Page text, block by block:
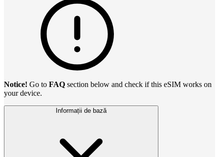
Notice! Go to FAQ section below and check if this eSIM works on
your device.
Informații de bază